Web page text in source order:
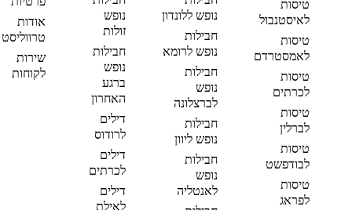
טיסות
לאיסטנבול
טיסות
לאמסטרדם
טיסות
לכרתים
טיסות
לברלין
טיסות
לבודפשט
טיסות
לפראג
נופש ללונדון
חבילות
נופש לרומא
חבילות
נופש
לברצלונה
חבילות
נופש ליוון
חבילות
נופש
לאנטליה
נופש
זולות
חבילות
נופש
ברגע
האחרון
דילים
לרודוס
דילים
לכרתים
דילים
לאילת
אודות
טרווליסט
שירות
לקוחות